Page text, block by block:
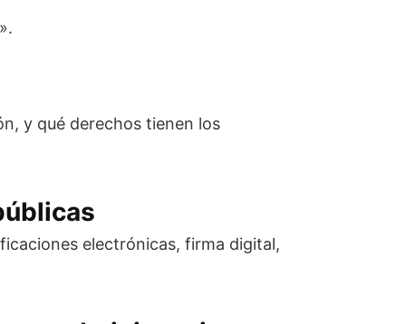
y qué derechos tienen los
electrónicas, firma digital,